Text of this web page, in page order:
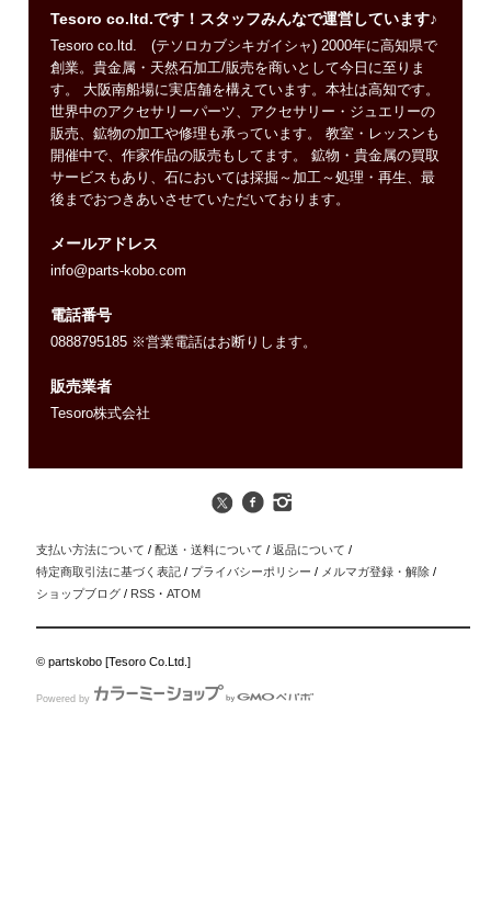
Tesoro co.ltd.です！スタッフみんなで運営しています♪
Tesoro co.ltd. (テソロカブシキガイシャ) 2000年に高知県で
創業。貴金属・天然石加工/販売を商いとして今日に至りま
す。 大阪南船場に実店舗を構えています。本社は高知です。
世界中のアクセサリーパーツ、アクセサリー・ジュエリーの
販売、鉱物の加工や修理も承っています。 教室・レッスンも
開催中で、作家作品の販売もしてます。 鉱物・貴金属の買取
サービスもあり、石においては採掘～加工～処理・再生、最
後までおつきあいさせていただいております。
メールアドレス
info@parts-kobo.com
電話番号
0888795185 ※営業電話はお断りします。
販売業者
Tesoro株式会社
支払い方法について / 配送・送料について / 返品について /
特定商取引法に基づく表記 / プライバシーポリシー / メルマガ登録・解除 /
ショップブログ / RSS ・ATOM
© partskobo [Tesoro Co.Ltd.]
Powered by